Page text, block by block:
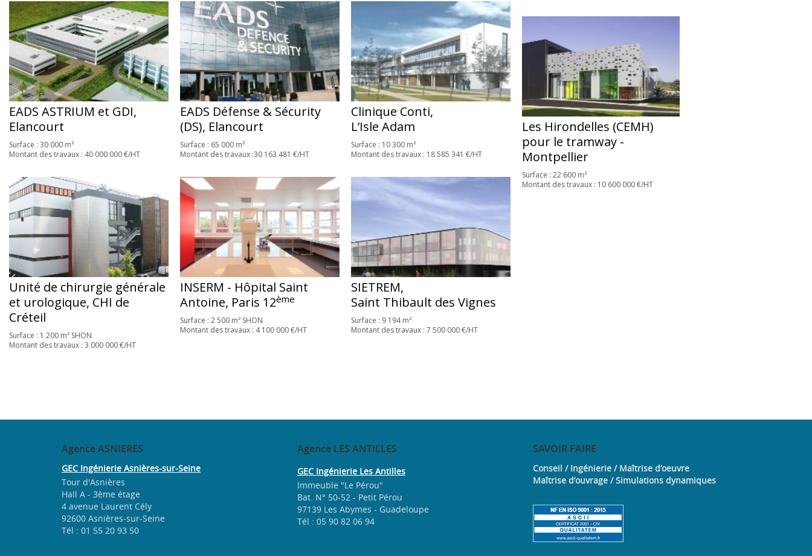
EADS ASTRIUM et GDI,
Elancourt
Surface : 30 000 m²
Montant des travaux : 40 000 000 €/HT
EADS Défense & Sécurity
(DS), Elancourt
Surface : 65 000 m²
Montant des travaux :30 163 481 €/HT
Clinique Conti,
L’Isle Adam
Surface : 10 300 m²
Montant des travaux : 18 585 341 €/HT
Les Hirondelles (CEMH)
pour le tramway -
Montpellier
Surface : 22 600 m²
Montant des travaux : 10 600 000 €/HT
Unité de chirurgie générale
et urologique, CHI de
Créteil
Surface : 1 200 m² SHON
Montant des travaux : 3 000 000 €/HT
INSERM - Hôpital Saint
Antoine, Paris 12ème
Surface : 2 500 m² SHON
Montant des travaux : 4 100 000 €/HT
SIETREM,
Saint Thibault des Vignes
Surface : 9 194 m²
Montant des travaux : 7 500 000 €/HT
AgenceASNIERES
GEC Ingénierie Asnières-sur-Seine
Tour d'Asnières
Hall A - 3ème étage
4 avenue Laurent Cély
92600 Asnières-sur-Seine
Tél : 01 55 20 93 50
Agence LES ANTILLES
GEC Ingénierie Les Antilles
Immeuble "Le Pérou"
Bat. N° 50-52 - Petit Pérou
97139 Les Abymes - Guadeloupe
Tél : 05 90 82 06 94
SAVOIR FAIRE
Conseil / Ingénierie / Maîtrise d’oeuvre
Maîtrise d’ouvrage / Simulations dynamiques